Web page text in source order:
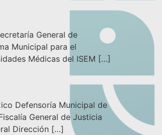
General de
Municipal para el
Médicas del ISEM […]
Defensoría Municipal de
General de Justicia
Dirección […]